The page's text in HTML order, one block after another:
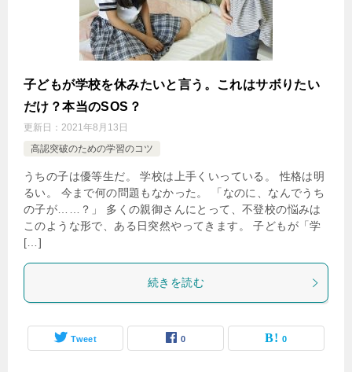
子どもが学校を休みたいと言う。これはサボりたい
だけ？本当のSOS？
更新日： 2021年8月13日
高認突破のための学習のコツ
うちの子は優等生だ。 学校は上手くいっている。 性格は明
るい。 今まで何の問題もなかった。 「なのに、なんでうち
の子が……？」 多くの親御さんにとって、不登校の悩みは
このような形で、ある日突然やってきます。 子どもが「学
[…]
続きを読む
Tweet 0 0